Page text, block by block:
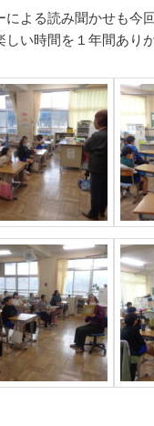
よる読み聞かせも今
い時間を１年間あり